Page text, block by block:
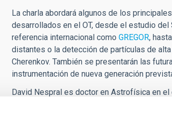
La charla abordará algunos de los
desarrollados en el OT, desde el estudio
referencia internacional como GREGOR,
distantes o la detección de partículas de
Cherenkov. También se presentarán las
instrumentación de nueva generación
David Nespral es doctor en Astrofísica en
de Júpiter calientes. Ha trabajado como
el OT, del que actualmente es administrador.
astronómicas y divulgación.